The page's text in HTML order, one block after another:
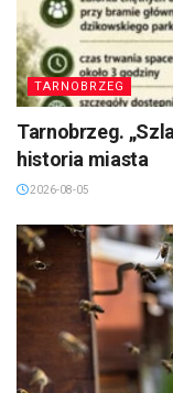
TARNOBRZEG
Tarnobrzeg.
historia miasta
2026-08-05